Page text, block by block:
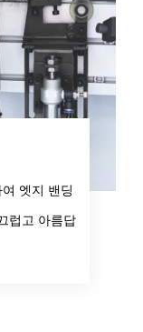
엣지 밴딩
럽고 아름답